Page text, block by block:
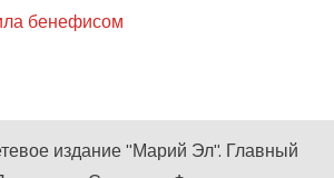
бенефисом
издание "Марий Эл". Главный